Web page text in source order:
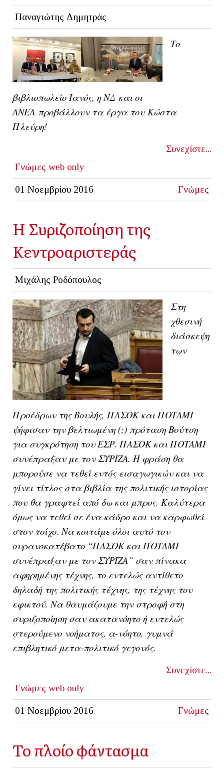
Παναγιώτης Δημητράς
Το
βιβλιοπωλείο Ιανός, η ΝΔ και οι
ΑΝΕΛ προβάλλουν τα έργα του Κώστα
Πλεύρη!
Συνεχίστε...
Γνώμες web only
01 Νοεμβρίου 2016 Γνώμες
Η Συριζοποίηση της
Κεντροαριστεράς
Μιχάλης Ροδόπουλος
Στη
χθεσινή
διάσκεψη
των
Προέδρων της Βουλής, ΠΑΣΟΚ και ΠΟΤΑΜΙ
ψήφισαν την βελτιωμένη (;) πρόταση Βούτση
για συγκρότηση του ΕΣΡ. ΠΑΣΟΚ και ΠΟΤΑΜΙ
συνέπραξαν με τον ΣΥΡΙΖΑ. Η φράση θα
μπορούσε να τεθεί εντός εισαγωγικών και να
γίνει τίτλος στα βιβλία της πολιτικής ιστορίας
που θα γραφτεί από δω και μπρος. Καλύτερα
όμως να τεθεί σε ένα κάδρο και να καρφωθεί
στον τοίχο. Να κοιτάμε όλοι αυτό τον
ουρανοκατέβατο “ΠΑΣΟΚ και ΠΟΤΑΜΙ
συνέπραξαν με τον ΣΥΡΙΖΑ” σαν πίνακα
αφηρημένης τέχνης, το εντελώς αντίθετο
δηλαδή της πολιτικής τέχνης, της τέχνης του
εφικτού. Να θαυμάζουμε την στροφή στη
συριζοποίηση σαν ακατανόητο ή εντελώς
στερούμενο νοήματος, α-νόητο, γυμνά
επιβλητικό μετα-πολιτικό γεγονός.
Συνεχίστε...
Γνώμες web only
01 Νοεμβρίου 2016 Γνώμες
Το πλοίο φάντασμα